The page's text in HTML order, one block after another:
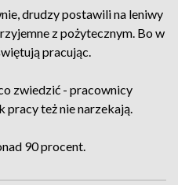
drudzy postawili na leniwy
z pożytecznym. Bo w
pracując.
zwiedzić - pracownicy
też nie narzekają.
90 procent.